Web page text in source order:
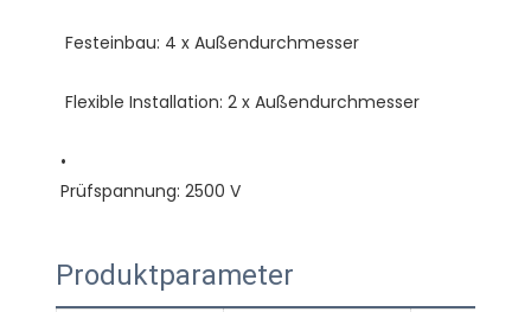
Produktparameter